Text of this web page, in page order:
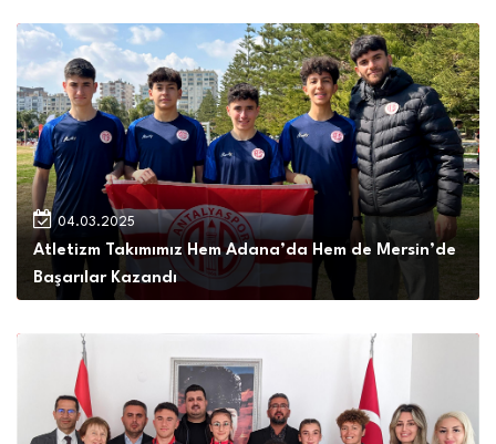
04.03.2025
Atletizm Takımımız Hem Adana’da Hem de Mersin’de
Başarılar Kazandı